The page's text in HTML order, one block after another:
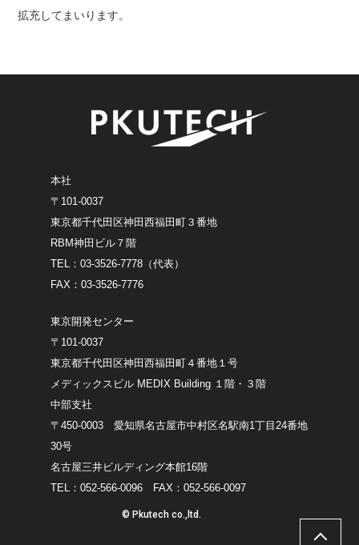
拡充してまいります。
本社
〒101-0037
東京都千代田区神田西福田町３番地
RBM神田ビル７階
TEL：03-3526-7778（代表）
FAX：03-3526-7776
東京開発センター
〒101-0037
東京都千代田区神田西福田町４番地１号
メディックスビル MEDIX Building １階・３階
中部支社
〒450-0003 愛知県名古屋市中村区名駅南1丁目24番地
30号
名古屋三井ビルディング本館16階
TEL：052-566-0096 FAX：052-566-0097
© Pkutech co.,ltd.